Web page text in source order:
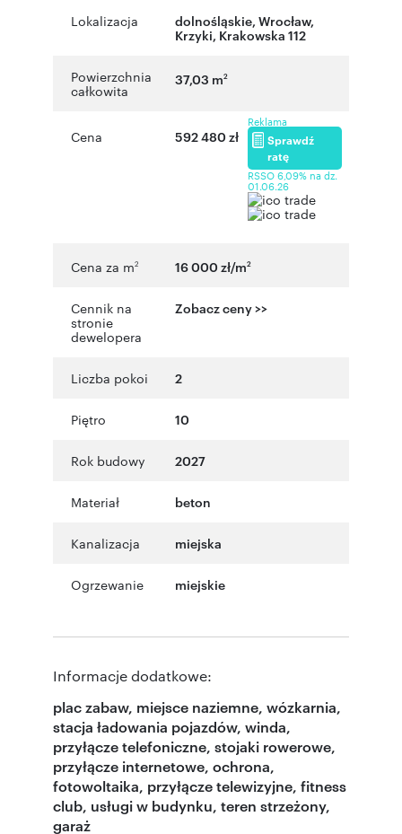
Lokalizacja dolnośląskie, Wrocław,
Krzyki, Krakowska 112
Powierzchnia
całkowita
37,03 m2
Cena 592 480 zł
Reklama
Sprawdź
ratę
RSSO 6,09% na dz.
01.06.26
Cena za m2 16 000 zł/m2
Cennik na
stronie
dewelopera
Zobacz ceny >>
Liczba pokoi 2
Piętro 10
Rok budowy 2027
Materiał beton
Kanalizacja miejska
Ogrzewanie miejskie
Informacje dodatkowe:
plac zabaw, miejsce naziemne, wózkarnia,
stacja ładowania pojazdów, winda,
przyłącze telefoniczne, stojaki rowerowe,
przyłącze internetowe, ochrona,
fotowoltaika, przyłącze telewizyjne, fitness
club, usługi w budynku, teren strzeżony,
garaż